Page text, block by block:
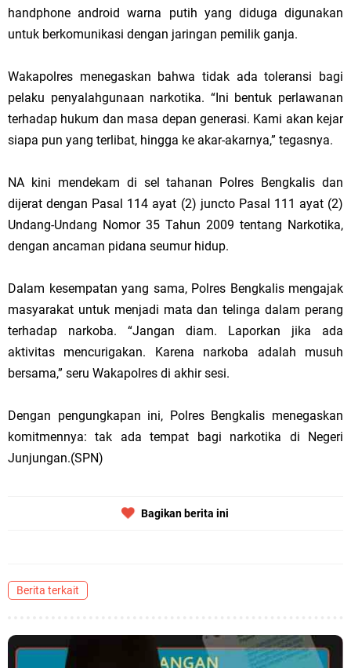
handphone android warna putih yang diduga digunakan
untuk berkomunikasi dengan jaringan pemilik ganja.
Wakapolres menegaskan bahwa tidak ada toleransi bagi
pelaku penyalahgunaan narkotika. “Ini bentuk perlawanan
terhadap hukum dan masa depan generasi. Kami akan kejar
siapa pun yang terlibat, hingga ke akar-akarnya,” tegasnya.
NA kini mendekam di sel tahanan Polres Bengkalis dan
dijerat dengan Pasal 114 ayat (2) juncto Pasal 111 ayat (2)
Undang-Undang Nomor 35 Tahun 2009 tentang Narkotika,
dengan ancaman pidana seumur hidup.
Dalam kesempatan yang sama, Polres Bengkalis mengajak
masyarakat untuk menjadi mata dan telinga dalam perang
terhadap narkoba. “Jangan diam. Laporkan jika ada
aktivitas mencurigakan. Karena narkoba adalah musuh
bersama,” seru Wakapolres di akhir sesi.
Dengan pengungkapan ini, Polres Bengkalis menegaskan
komitmennya: tak ada tempat bagi narkotika di Negeri
Junjungan.(SPN)
Bagikan berita ini
Berita terkait